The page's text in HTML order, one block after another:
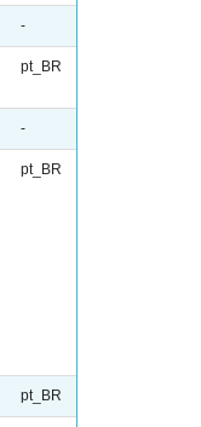
-
pt_BR
-
pt_BR
pt_BR